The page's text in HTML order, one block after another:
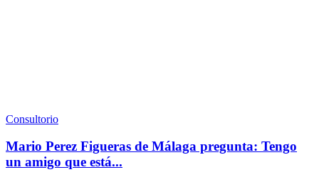
Consultorio
Mario Perez Figueras de Málaga pregunta: Tengo
un amigo que está...